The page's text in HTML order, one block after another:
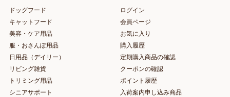
ドッグフード
キャットフード
美容・ケア用品
服・おさんぽ用品
日用品（デイリー）
リビング雑貨
トリミング用品
シニアサポート
ログイン
会員ページ
お気に入り
購入履歴
定期購入商品の確認
クーポンの確認
ポイント履歴
入荷案内申し込み商品